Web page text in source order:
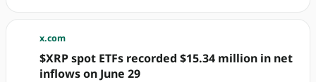
x.com
$XRP spot ETFs recorded $15.34 million in net
inflows on June 29